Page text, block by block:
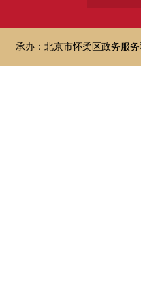
承办：北京市怀柔区政务服